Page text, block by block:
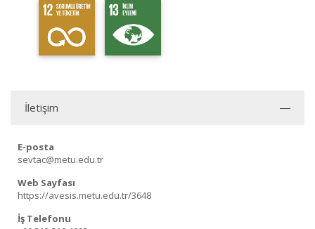
İletişim
E-posta
sevtac@metu.edu.tr
Web Sayfası
https://avesis.metu.edu.tr/3648
İş Telefonu